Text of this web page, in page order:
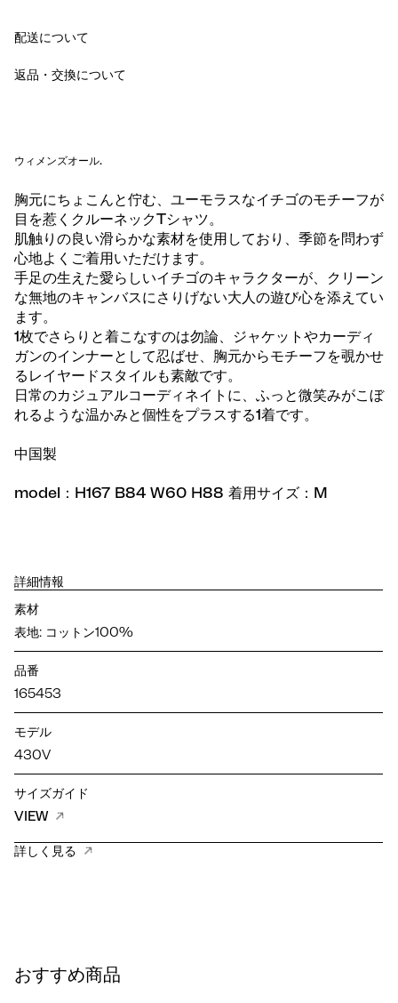
配送について
返品・交換について
ウィメンズオール.
胸元にちょこんと佇む、ユーモラスなイチゴのモチーフが
目を惹くクルーネックTシャツ。
肌触りの良い滑らかな素材を使用しており、季節を問わず
心地よくご着用いただけます。
手足の生えた愛らしいイチゴのキャラクターが、クリーン
な無地のキャンバスにさりげない大人の遊び心を添えてい
ます。
1枚でさらりと着こなすのは勿論、ジャケットやカーディ
ガンのインナーとして忍ばせ、胸元からモチーフを覗かせ
るレイヤードスタイルも素敵です。
日常のカジュアルコーディネイトに、ふっと微笑みがこぼ
れるような温かみと個性をプラスする1着です。
中国製
model：H167 B84 W60 H88 着用サイズ：M
詳細情報
素材
表地: コットン100%
品番
165453
モデル
430V
サイズガイド
VIEW
詳しく見る
おすすめ商品